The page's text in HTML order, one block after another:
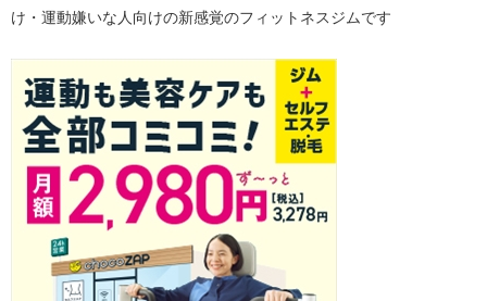
け・運動嫌いな人向けの新感覚のフィットネスジムです